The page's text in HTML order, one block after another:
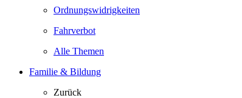
Ordnungswidrigkeiten
Fahrverbot
Alle Themen
Familie & Bildung
Zurück